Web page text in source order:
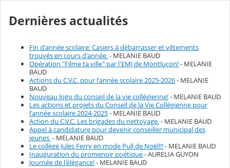
Dernières actualités
Fin d'année scolaire: Casiers à débarrasser et vêtements
trouvés en cours d'année.- MELANIE BAUD
Opération "Filme ta ville" par l'EMJ de Montluçon!- MELANIE
BAUD
Actions du C.V.C. pour l'année scolaire 2025-2026- MELANIE
BAUD
Nouveau logo du conseil de la vie collégienne!- MELANIE BAUD
Les actions et projets du Conseil de la Vie Collégienne pour
l'année scolaire 2024-2025- MELANIE BAUD
Action du C.V.C. Les brigades du nettoyage.- MELANIE BAUD
Appel à candidature pour devenir conseiller municipal des
jeunes - MELANIE BAUD
Le collège Jules Ferry en mode Pull de Noël!!!- MELANIE BAUD
Inauguration du promenoir poétique- AURELIA GUYON
Journée de l'élégance!- MELANIE BAUD